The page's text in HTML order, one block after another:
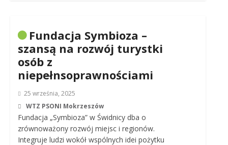
Fundacja Symbioza –
szansą na rozwój turystki
osób z
niepełnsoprawnościami
25 września, 2025
WTZ PSONI Mokrzeszów
Fundacja „Symbioza” w Świdnicy dba o
zrównoważony rozwój miejsc i regionów.
Integruje ludzi wokół wspólnych idei pożytku